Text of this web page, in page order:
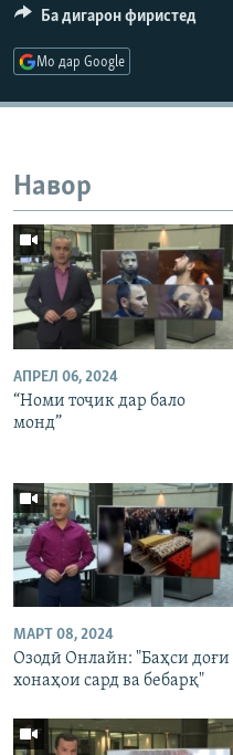
Ба дигарон фиристед
Мо дар Google
Навор
АПРЕЛ 06, 2024
“Номи тоҷик дар бало
монд”
МАРТ 08, 2024
Озодӣ Онлайн: "Баҳси доғи
хонаҳои сард ва бебарқ"